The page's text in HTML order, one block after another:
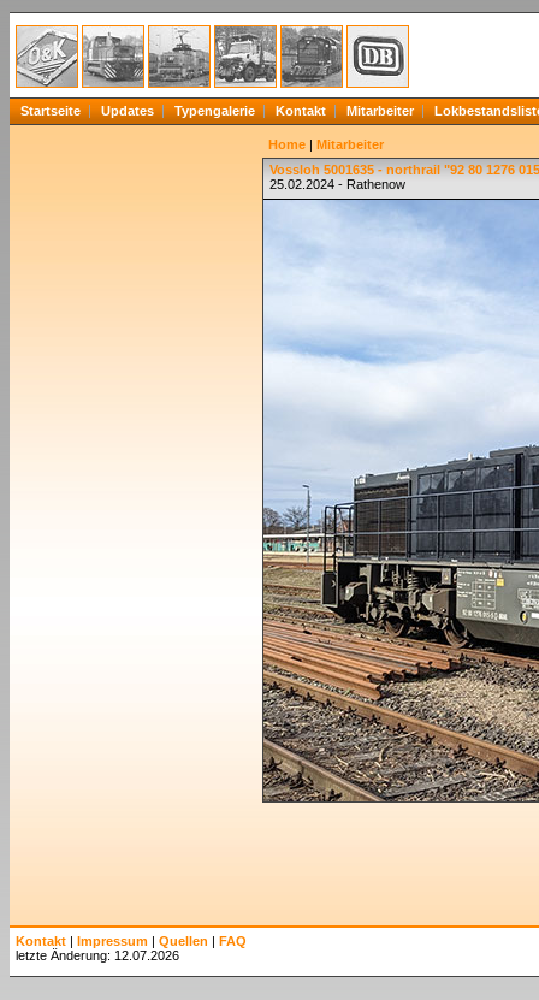
Startseite Updates Typengalerie Kontakt Mitarbeiter
Home | Mitarbeiter
Vossloh 5001635 - northrail "92 80 1276
25.02.2024 - Rathenow
Kontakt | Impressum | Quellen | FAQ
letzte Änderung: 12.07.2026